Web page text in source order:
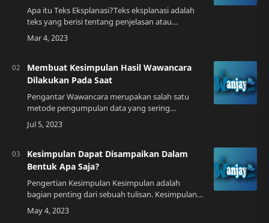
Apa itu Teks Eksplanasi?Teks eksplanasi adalah
teks yang berisi tentang penjelasan atau
penerangan mengenai suatu fenomena atau
kejadian alam yang terjadi secara alami. Tujuan
Membuat Kesimpulan Hasil Wawancara
Dilakukan Pada Saat
Pengantar Wawancara merupakan salah satu
metode pengumpulan data yang sering
digunakan dalam penelitian. Dalam penelitian
kualitatif, wawancara digunakan untuk
Kesimpulan Dapat Disampaikan Dalam
Bentuk Apa Saja?
Pengertian Kesimpulan Kesimpulan adalah
bagian penting dari sebuah tulisan. Kesimpulan
merupakan ringkasan dari keseluruhan isi tulisan
yang telah dibahas sebelumnya. Kesimpulan…